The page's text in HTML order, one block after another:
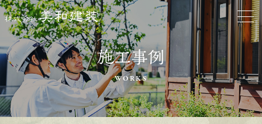
お家をきれいに
会社をきれいに
クリーニング
施工事例
施工事例
WORKS